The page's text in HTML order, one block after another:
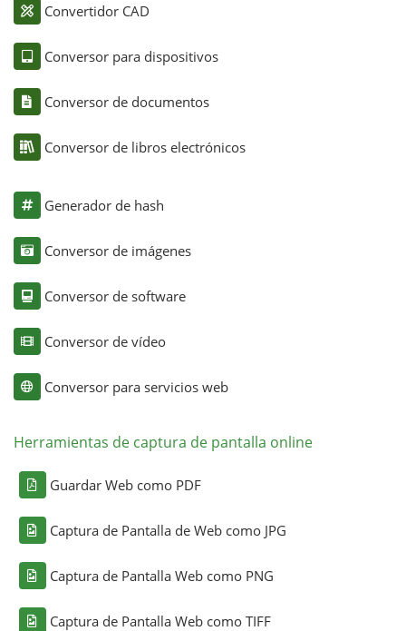
Convertidor CAD
Conversor para dispositivos
Conversor de documentos
Conversor de libros electrónicos
Generador de hash
Conversor de imágenes
Conversor de software
Conversor de vídeo
Conversor para servicios web
Herramientas de captura de pantalla online
Guardar Web como PDF
Captura de Pantalla de Web como JPG
Captura de Pantalla Web como PNG
Captura de Pantalla Web como TIFF